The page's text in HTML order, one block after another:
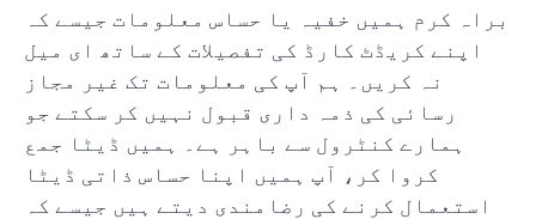
براہ کرم ہمیں خفیہ یا حساس معلومات جیسے کہ
اپنے کریڈٹ کارڈ کی تفصیلات کے ساتھ ای میل
نہ کریں۔ ہم آپ کی معلومات تک غیر مجاز
رسائی کی ذمہ داری قبول نہیں کر سکتے جو
ہمارے کنٹرول سے باہر ہے۔ ہمیں ڈیٹا جمع
کروا کر، آپ ہمیں اپنا حساس ذاتی ڈیٹا
استعمال کرنے کی رضامندی دیتے ہیں جیسے کہ